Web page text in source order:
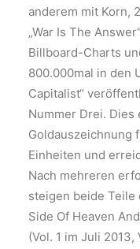
anderem mit Korn,
„War Is The
Billboard-Charts
800.000mal in den
Capitalist“
Nummer Drei.
Goldauszeichnung
Einheiten und
Nach mehreren
steigen beide Teile
Side Of Heaven
(Vol. 1 im Juli